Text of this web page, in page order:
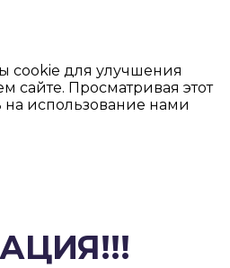
cookie для улучшения
сайте. Просматривая этот
на использование нами